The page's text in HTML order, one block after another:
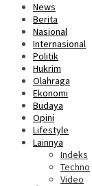
News
Berita
Nasional
Internasional
Politik
Hukrim
Olahraga
Ekonomi
Budaya
Opini
Lifestyle
Lainnya
Indeks
Techno
Video